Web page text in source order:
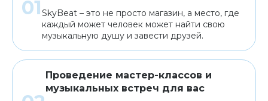
SkyBeat – это не просто магазин, а место, где
каждый может человек может найти свою
музыкальную душу и завести друзей.
Проведение мастер-классов и
музыкальных встреч для вас